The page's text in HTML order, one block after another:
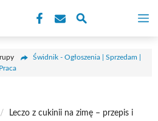
Świdnik - Ogłoszenia | Sprzedam |
/
Leczo z cukinii na zimę – przepis i